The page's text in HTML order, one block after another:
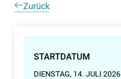
Zurück
STARTDATUM
DIENSTAG, 14. JULI 2026